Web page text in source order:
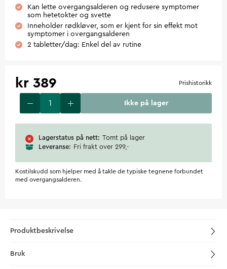
Kan lette overgangsalderen og redusere symptomer
som hetetokter og svette
Inneholder rødkløver, som er kjent for sin effekt mot
symptomer i overgangsalderen
2 tabletter/dag: Enkel del av rutine
kr 389 Prishistorikk
Ikke på lager
Lagerstatus på nett
Tomt på lager
Leveranse
Fri frakt over 299,-
Kostilskudd som hjelper med å takle de typiske tegnene forbundet
med overgangsalderen.
Produktbeskrivelse
Bruk